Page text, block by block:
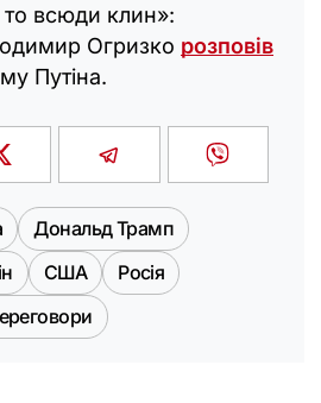
всюди клин»:
Огризко розповів
Путіна.
Дональд Трамп
США
Росія